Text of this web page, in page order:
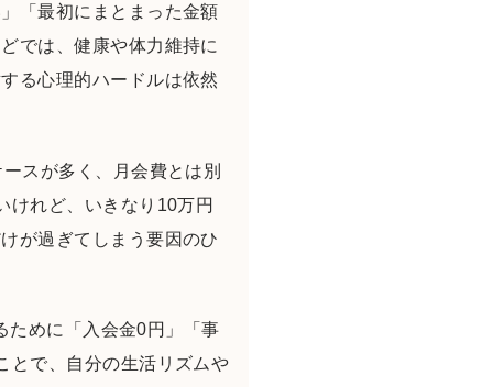
「最初にまとまった金額
では、健康や体力維持に
る心理的ハードルは依然
スが多く、月会費とは別
けれど、いきなり10万円
が過ぎてしまう要因のひ
ために「入会金0円」「事
とで、自分の生活リズムや